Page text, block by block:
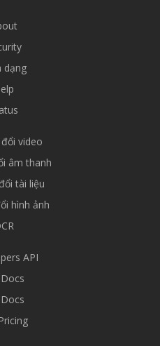
dạng
video
âm thanh
tài liệu
hình ảnh
API